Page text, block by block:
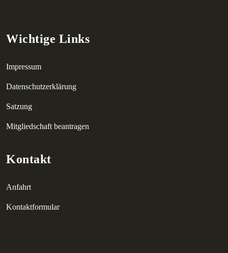
Wichtige Links
Impressum
Datenschutzerklärung
Satzung
Mitgliedschaft beantragen
Kontakt
Anfahrt
Kontaktformular